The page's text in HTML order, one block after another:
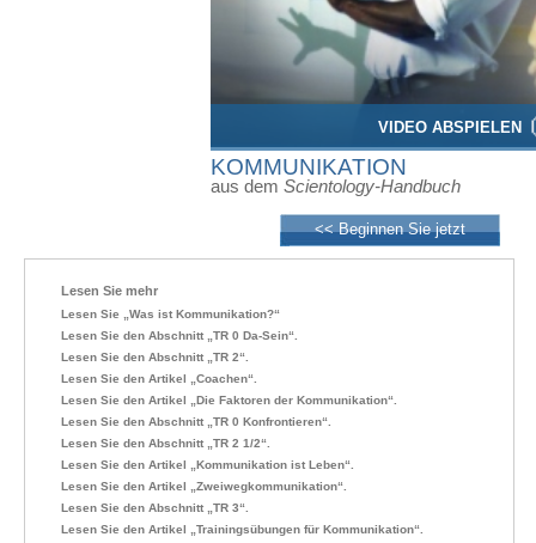
VIDEO ABSPIELEN
KOMMUNIKATION
aus dem Scientology-Handbuch
<< Beginnen Sie jetzt
Lesen Sie mehr
Lesen Sie „Was ist Kommunikation?“
Lesen Sie den Abschnitt „TR 0 Da-Sein“.
Lesen Sie den Abschnitt „TR 2“.
Lesen Sie den Artikel „Coachen“.
Lesen Sie den Artikel „Die Faktoren der Kommunikation“.
Lesen Sie den Abschnitt „TR 0 Konfrontieren“.
Lesen Sie den Abschnitt „TR 2 1/2“.
Lesen Sie den Artikel „Kommunikation ist Leben“.
Lesen Sie den Artikel „Zweiwegkommunikation“.
Lesen Sie den Abschnitt „TR 3“.
Lesen Sie den Artikel „Trainingsübungen für Kommunikation“.